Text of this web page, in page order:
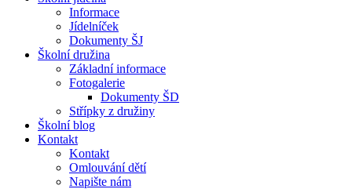
Informace
Jídelníček
Dokumenty ŠJ
Školní družina
Základní informace
Fotogalerie
Dokumenty ŠD
Střípky z družiny
Školní blog
Kontakt
Kontakt
Omlouvání dětí
Napište nám